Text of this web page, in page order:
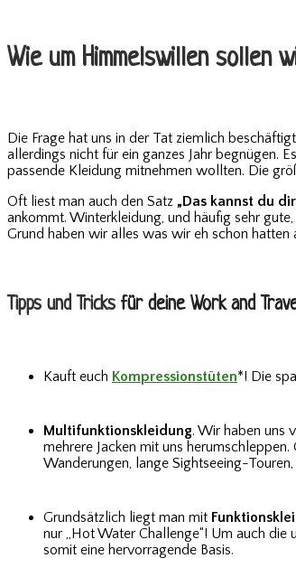
Wie um Himmelswillen
Die Frage hat uns in der Tat ziemlich
allerdings nicht für ein ganzes Jahr begnügen.
passende Kleidung mitnehmen wollten. Die
Oft liest man auch den Satz „Das kannst du
ankommt. Winterkleidung, und häufig sehr
Grund haben wir alles was wir eh schon
Tipps und Tricks für deine Work and
Kauft euch Kompressionstüten*! Die
Multifunktionskleidung. Wir haben uns
mehrere Jacken mit uns
Wanderungen, lange Sightseeing-
Grundsätzlich liegt man mit
nur „Hot Water Challenge“! Um auch
somit eine hervorragende Basis.